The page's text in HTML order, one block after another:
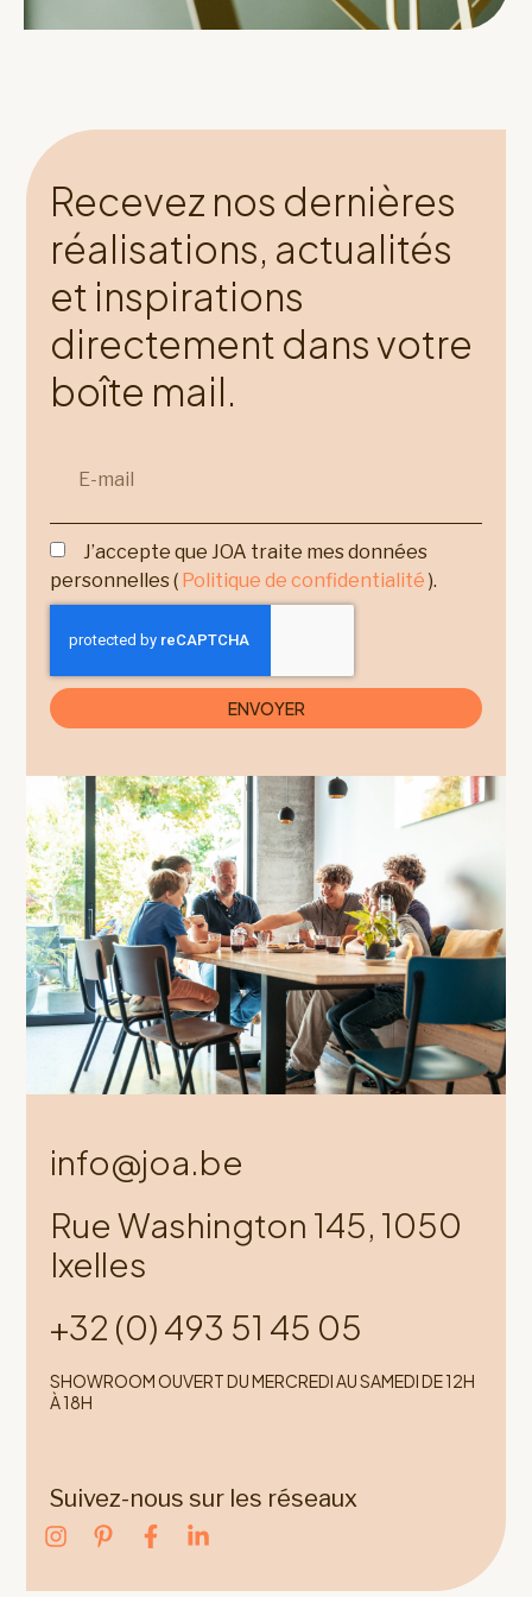
Recevez nos dernières
réalisations, actualités
et inspirations
directement dans votre
boîte mail.
J’accepte que JOA traite mes données
personnelles ( Politique de confidentialité ).
ENVOYER
info@joa.be
Rue Washington 145, 1050
Ixelles
+32 (0) 493 51 45 05
SHOWROOM OUVERT DU MERCREDI AU SAMEDI DE 12H
À 18H
Suivez-nous sur les réseaux